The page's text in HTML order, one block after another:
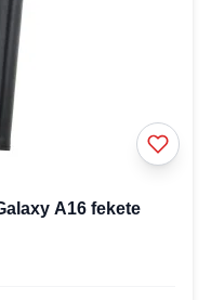
A16 fekete